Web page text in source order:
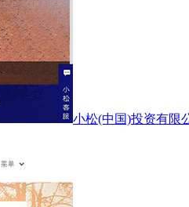
小松(中国)投资有限